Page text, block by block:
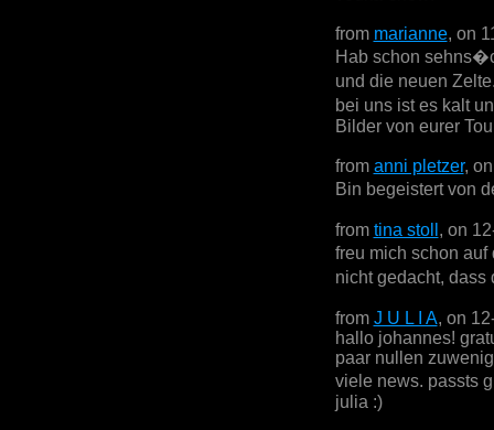
from marianne, on
Hab schon
und die neuen
bei uns ist es kalt
Bilder von eurer
from anni pletzer,
Bin begeistert von
from tina stoll , on
freu mich schon
nicht gedacht,
from J U L I A, on
hallo johannes!
paar nullen
viele news. passts
julia :)